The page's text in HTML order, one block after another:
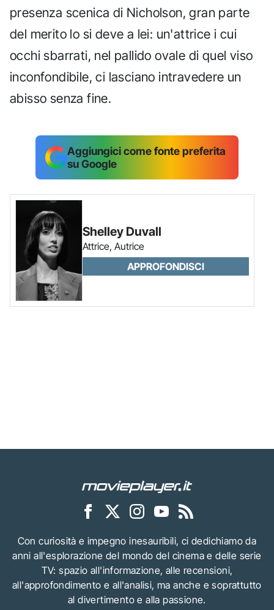
presenza scenica di Nicholson, gran parte
del merito lo si deve a lei: un'attrice i cui
occhi sbarrati, nel pallido ovale di quel viso
inconfondibile, ci lasciano intravedere un
abisso senza fine.
Aggiungici come fonte preferita
su Google
Shelley Duvall
Attrice, Autrice
APPROFONDISCI
Con curiosità e impegno inesauribili, ci dedichiamo da
anni all'esplorazione del mondo del cinema e delle serie
TV: spazio all'informazione, alle recensioni,
all'approfondimento e all'analisi, ma anche e soprattutto
al divertimento e alla passione.